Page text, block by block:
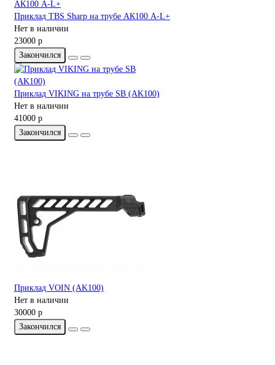
Приклад TBS Sharp на трубе АК100 A-L+
Нет в наличии
23000 р
Закончился
Приклад VIKING на трубе SB (AK100)
Нет в наличии
41000 р
Закончился
Приклад VOIN (AK100)
Нет в наличии
30000 р
Закончился